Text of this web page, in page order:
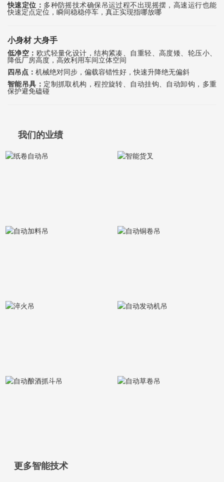
快速定位： 多种防摇技术确保吊运过程不出现摇摆，高速运行也能
快速定点定位，瞬间稳稳停车，真正实现指哪放哪
小身材 大身手
低净空： 欧式轻量化设计，结构紧凑、自重轻、高度矮、轮压小、
降低厂房高度，高效利用车间立体空间
四吊点： 机械绝对同步，偏载容错性好，快速升降绝无偏斜
智能吊具： 定制抓取机构，程控旋转、自动挂钩、自动卸钩，多重
保护避免磕碰
我们的业绩
更多智能技术